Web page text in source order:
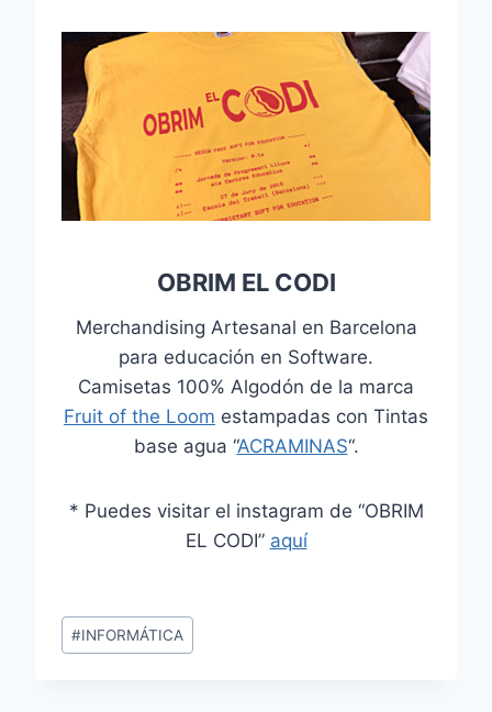
OBRIM EL CODI
Merchandising Artesanal en Barcelona
para educación en Software.
Camisetas 100% Algodón de la marca
Fruit of the Loom estampadas con Tintas
base agua “ACRAMINAS“.
* Puedes visitar el instagram de “OBRIM
EL CODI” aquí
Etiquetas
de
#INFORMÁTICA